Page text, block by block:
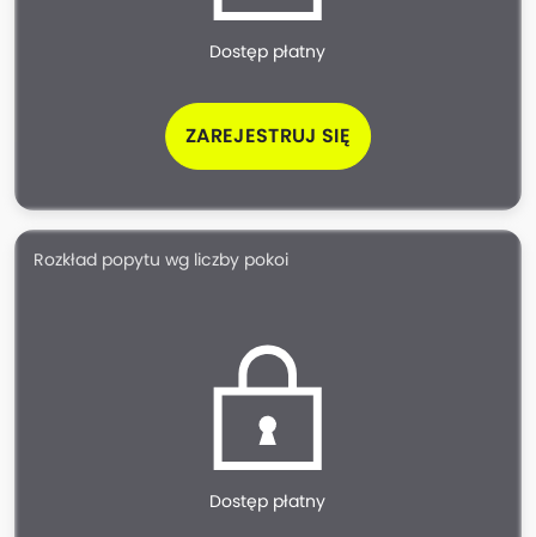
Dostęp płatny
ZAREJESTRUJ SIĘ
Rozkład popytu wg liczby pokoi
Dostęp płatny